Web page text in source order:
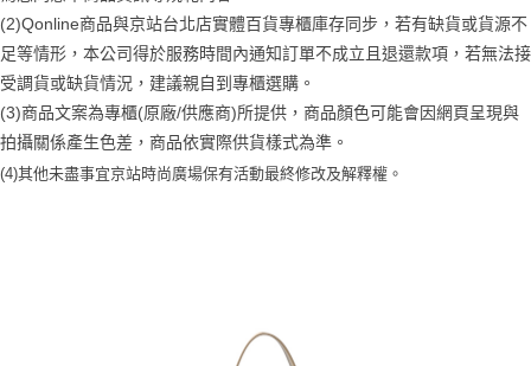
(2)Qonline商品與京站台北店實體百貨專櫃庫存同步，若有缺貨或貨源不
足等情形，本公司得於服務時間內通知訂單不成立且退還款項，若無法接
受調貨或缺貨情況，建議親自到專櫃選購。
(3)商品文案為專櫃(原廠/供應商)所提供，商品顏色可能會因網頁呈現與
拍攝關係產生色差，商品依實際供貨樣式為準。
(4)其他未盡事宜京站時尚廣場保有活動最終修改及解釋權。